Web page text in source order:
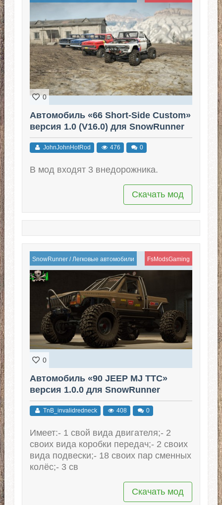
0
Автомобиль «66 Short-Side Custom»
версия 1.0 (V16.0) для SnowRunner
JohnJohnHotRod 476 0
В мод входят 3 внедорожника.
Скачать мод
SnowRunner/ Легковые автомобили FsModsGaming
0
Автомобиль «90 JEEP MJ TTC»
версия 1.0.0 для SnowRunner
TnB_invalidredneck 408 0
Имеет:- 1 свой вида двигателя;- 2
своих вида коробки передач;- 2 своих
вида подвески;- 18 своих пар сменных
колёс;- 3 св
Скачать мод